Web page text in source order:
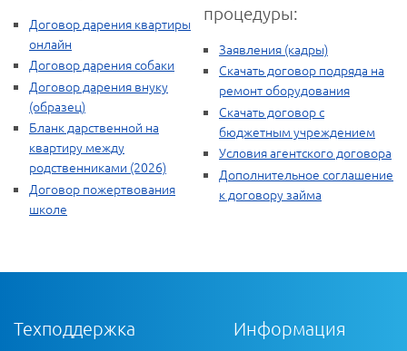
Договор дарения квартиры
онлайн
Договор дарения собаки
Договор дарения внуку
(образец)
Бланк дарственной на
квартиру между
родственниками (2026)
Договор пожертвования
школе
процедуры:
Заявления (кадры)
Скачать договор подряда на
ремонт оборудования
Скачать договор с
бюджетным учреждением
Условия агентского договора
Дополнительное соглашение
к договору займа
Техподдержка Информация